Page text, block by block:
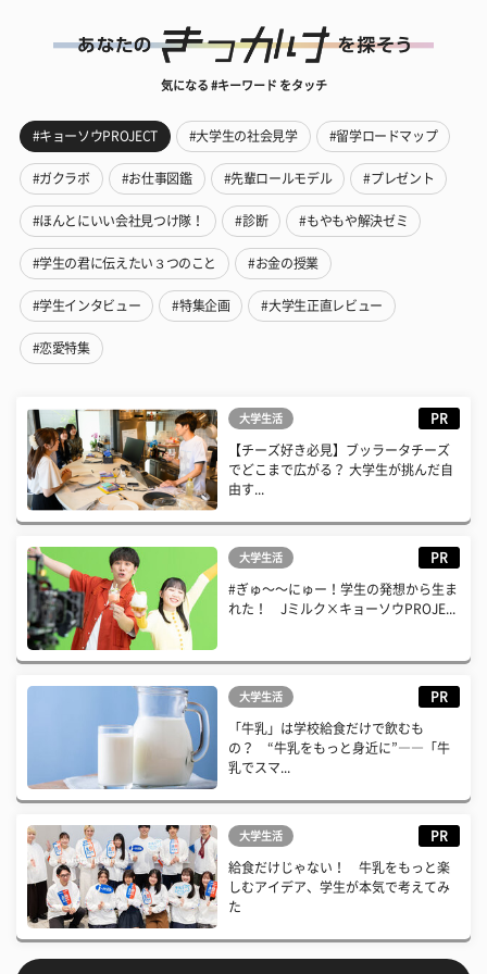
気になる #キーワード をタッチ
#キョーソウPROJECT #大学生の社会見学 #留学ロードマップ
#ガクラボ #お仕事図鑑 #先輩ロールモデル #プレゼント
#ほんとにいい会社見つけ隊！ #診断 #もやもや解決ゼミ
#学生の君に伝えたい３つのこと #お金の授業
#学生インタビュー #特集企画 #大学生正直レビュー
#恋愛特集
大学生活 PR
【チーズ好き必見】ブッラータチーズ
でどこまで広がる？ 大学生が挑んだ自
由す...
大学生活 PR
#ぎゅ〜〜にゅー！学生の発想から生ま
れた！ Jミルク×キョーソウPROJE...
大学生活 PR
「牛乳」は学校給食だけで飲むも
の？ “牛乳をもっと身近に”――「牛
乳でスマ...
大学生活 PR
給食だけじゃない！ 牛乳をもっと楽
しむアイデア、学生が本気で考えてみ
た